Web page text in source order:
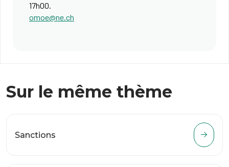
17h00.
omoe@ne.ch
Sur le même thème
Sanctions